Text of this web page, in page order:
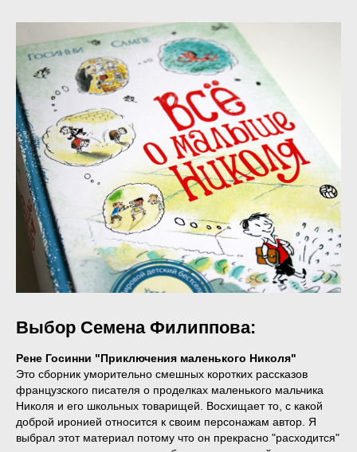
Выбор Семена Филиппова:
Рене Госинни "Приключения маленького Николя"
Это сборник уморительно смешных коротких рассказов
французского писателя о проделках маленького мальчика
Николя и его школьных товарищей. Восхищает то, с какой
доброй иронией относится к своим персонажам автор. Я
выбрал этот материал потому что он прекрасно "расходится"